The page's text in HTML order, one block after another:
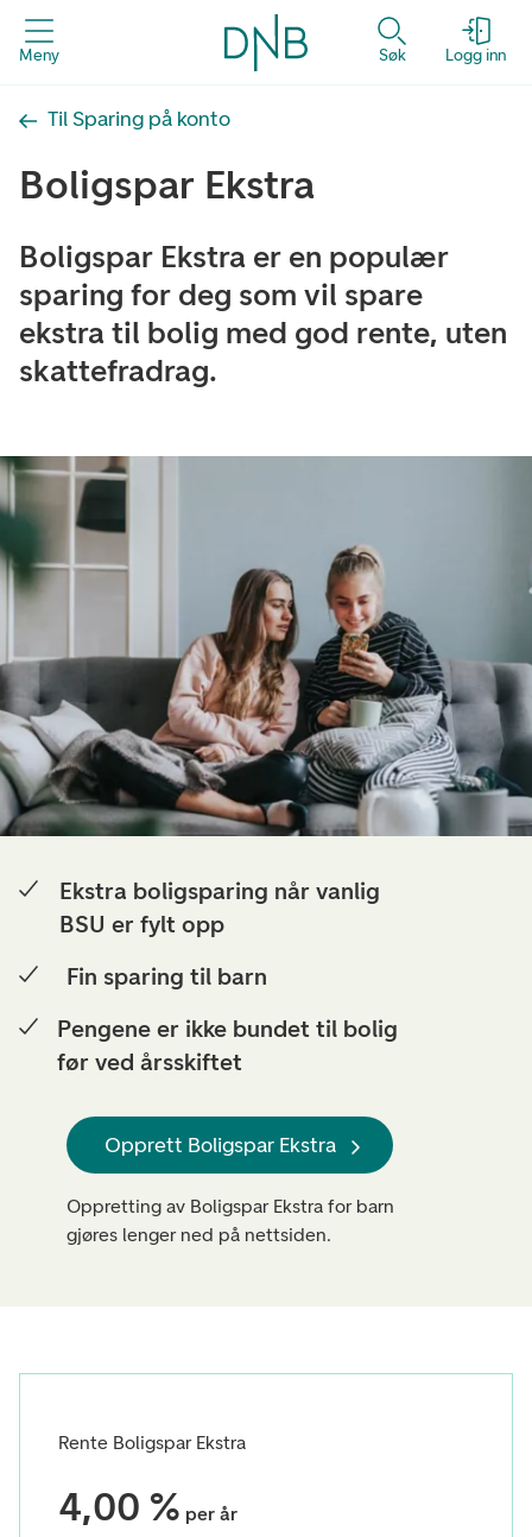
Meny Søk Logg inn
Til Sparing på konto
Boligspar Ekstra
Boligspar Ekstra er en populær
sparing for deg som vil spare
ekstra til bolig med god rente, uten
skattefradrag.
Ekstra boligsparing når vanlig
BSU er fylt opp
Fin sparing til barn
Pengene er ikke bundet til bolig
før ved årsskiftet
Opprett Boligspar Ekstra
Oppretting av Boligspar Ekstra for barn
gjøres lenger ned på nettsiden.
Rente Boligspar Ekstra
4,00 % per år